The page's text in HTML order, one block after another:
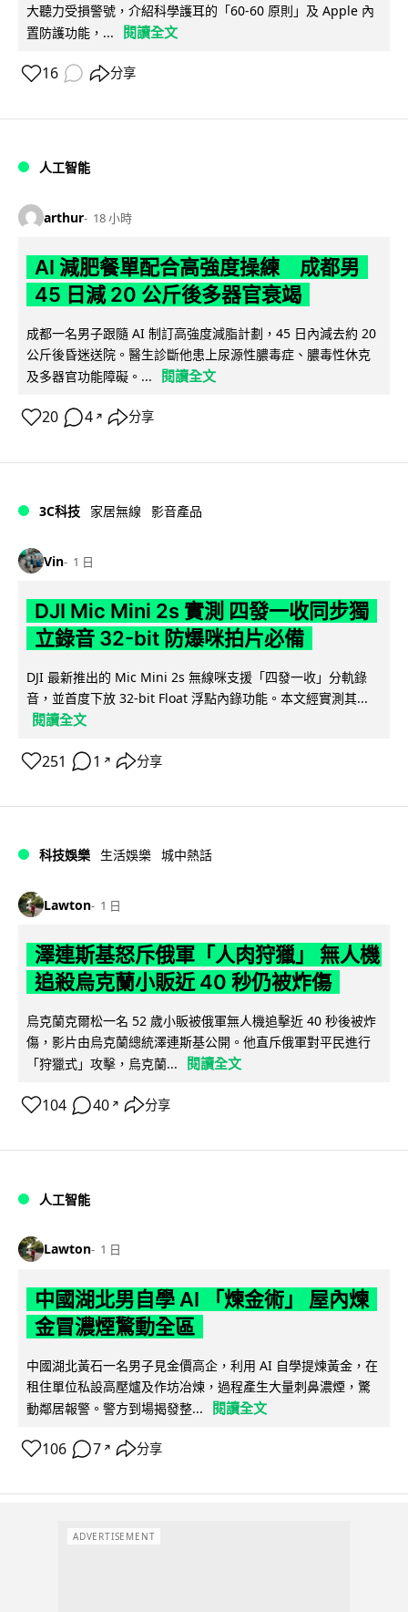
大聽力受損警號，介紹科學護耳的「60-60 原則」及 Apple 內
置防護功能，...
閱讀全文
16 分享
人工智能
arthur 18 小時
AI 減肥餐單配合高強度操練 成都男
45 日減 20 公斤後多器官衰竭
成都一名男子跟隨 AI 制訂高強度減脂計劃，45 日內減去約 20
公斤後昏迷送院。醫生診斷他患上尿源性膿毒症、膿毒性休克
及多器官功能障礙。...
閱讀全文
20 4 ↗ 分享
3C科技 家居無線 影音產品
Vin 1 日
DJI Mic Mini 2s 實測 四發一收同步獨
立錄音 32-bit 防爆咪拍片必備
DJI 最新推出的 Mic Mini 2s 無線咪支援「四發一收」分軌錄
音，並首度下放 32-bit Float 浮點內錄功能。本文經實測其...
閱讀全文
251 1 ↗ 分享
科技娛樂 生活娛樂 城中熱話
Lawton 1 日
澤連斯基怒斥俄軍「人肉狩獵」 無人機
追殺烏克蘭小販近 40 秒仍被炸傷
烏克蘭克爾松一名 52 歲小販被俄軍無人機追擊近 40 秒後被炸
傷，影片由烏克蘭總統澤連斯基公開。他直斥俄軍對平民進行
「狩獵式」攻擊，烏克蘭...
閱讀全文
104 40 ↗ 分享
人工智能
Lawton 1 日
中國湖北男自學 AI 「煉金術」 屋內煉
金冒濃煙驚動全區
中國湖北黃石一名男子見金價高企，利用 AI 自學提煉黃金，在
租住單位私設高壓爐及作坊冶煉，過程產生大量刺鼻濃煙，驚
動鄰居報警。警方到場揭發整...
閱讀全文
106 7 ↗ 分享
ADVERTISEMENT